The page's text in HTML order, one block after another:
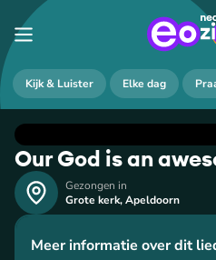
Kijk & Luister Elke dag
Our God is an
Gezongen in
Grote kerk,Apeldoorn
Meer informatie over dit